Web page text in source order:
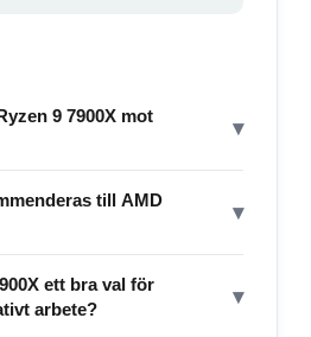
9 7900X mot
▾
till AMD
▾
ett bra val för
arbete?
▾